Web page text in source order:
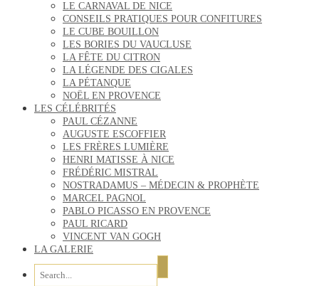
LE CARNAVAL DE NICE
CONSEILS PRATIQUES POUR CONFITURES
LE CUBE BOUILLON
LES BORIES DU VAUCLUSE
LA FÊTE DU CITRON
LA LÉGENDE DES CIGALES
LA PÉTANQUE
NOËL EN PROVENCE
LES CÉLÉBRITÉS
PAUL CÉZANNE
AUGUSTE ESCOFFIER
LES FRÈRES LUMIÈRE
HENRI MATISSE À NICE
FRÉDÉRIC MISTRAL
NOSTRADAMUS – MÉDECIN & PROPHÈTE
MARCEL PAGNOL
PABLO PICASSO EN PROVENCE
PAUL RICARD
VINCENT VAN GOGH
LA GALERIE